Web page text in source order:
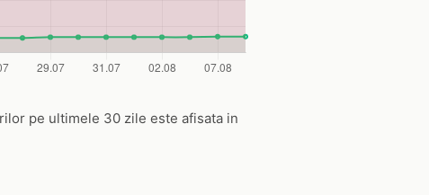
pe ultimele 30 zile este afisata in